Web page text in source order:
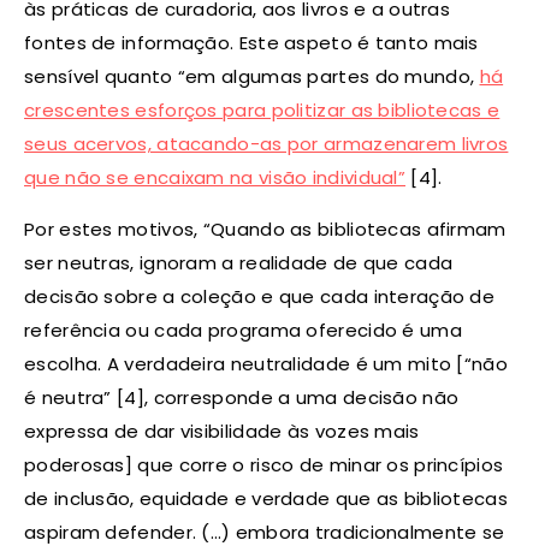
às práticas de curadoria, aos livros e a outras
fontes de informação. Este aspeto é tanto mais
sensível quanto “em algumas partes do mundo, há
crescentes esforços para politizar as bibliotecas e
seus acervos, atacando-as por armazenarem livros
que não se encaixam na visão individual” [4].
Por estes motivos, “Quando as bibliotecas afirmam
ser neutras, ignoram a realidade de que cada
decisão sobre a coleção e que cada interação de
referência ou cada programa oferecido é uma
escolha. A verdadeira neutralidade é um mito [“não
é neutra” [4], corresponde a uma decisão não
expressa de dar visibilidade às vozes mais
poderosas] que corre o risco de minar os princípios
de inclusão, equidade e verdade que as bibliotecas
aspiram defender. (…) embora tradicionalmente se